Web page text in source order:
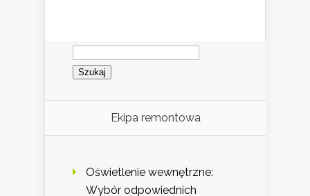
Szukaj:
Ekipa remontowa
Oświetlenie wewnętrzne:
Wybór odpowiednich